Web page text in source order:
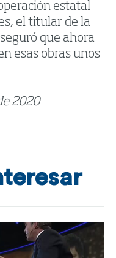
estatal
el titular de la
que ahora
esas obras unos
2020